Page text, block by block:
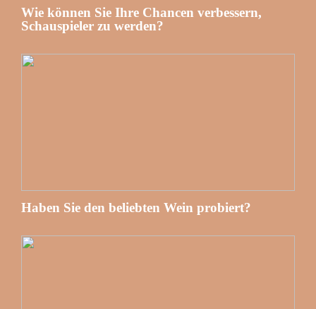
Wie können Sie Ihre Chancen verbessern,
Schauspieler zu werden?
Haben Sie den beliebten Wein probiert?